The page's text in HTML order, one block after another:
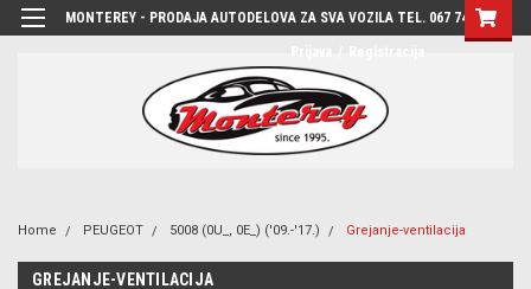
MONTEREY - PRODAJA AUTODELOVA ZA SVA VOZILA TEL. 067 7444-780
Home PEUGEOT 5008 (0U_, 0E_) ('09.-'17.) Grejanje-ventilacija
GREJANJE-VENTILACIJA